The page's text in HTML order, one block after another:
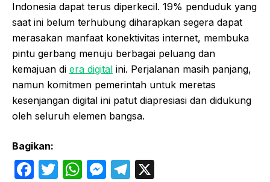
Indonesia dapat terus diperkecil. 19% penduduk yang
saat ini belum terhubung diharapkan segera dapat
merasakan manfaat konektivitas internet, membuka
pintu gerbang menuju berbagai peluang dan
kemajuan di era digital ini. Perjalanan masih panjang,
namun komitmen pemerintah untuk meretas
kesenjangan digital ini patut diapresiasi dan didukung
oleh seluruh elemen bangsa.
Bagikan:
F
T
W M T